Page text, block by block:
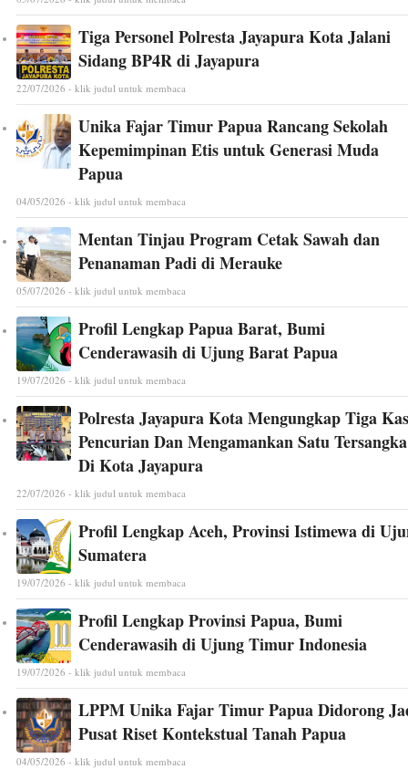
Tiga Personel Polresta Jayapura Kota Jalani
Sidang BP4R di Jayapura
22/07/2026 - klik judul untuk membaca
Unika Fajar Timur Papua Rancang Sekolah
Kepemimpinan Etis untuk Generasi Muda
Papua
04/05/2026 - klik judul untuk membaca
Mentan Tinjau Program Cetak Sawah dan
Penanaman Padi di Merauke
05/07/2026 - klik judul untuk membaca
Profil Lengkap Papua Barat, Bumi
Cenderawasih di Ujung Barat Papua
19/07/2026 - klik judul untuk membaca
Polresta Jayapura Kota Mengungkap Tiga
Pencurian Dan Mengamankan Satu Tersangka
Di Kota Jayapura
22/07/2026 - klik judul untuk membaca
Profil Lengkap Aceh, Provinsi Istimewa di
Sumatera
19/07/2026 - klik judul untuk membaca
Profil Lengkap Provinsi Papua, Bumi
Cenderawasih di Ujung Timur Indonesia
19/07/2026 - klik judul untuk membaca
LPPM Unika Fajar Timur Papua Didorong
Pusat Riset Kontekstual Tanah Papua
04/05/2026 - klik judul untuk membaca